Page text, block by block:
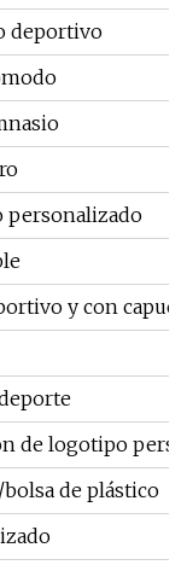
deportivo
personalizado
y con
de logotipo
de plástico